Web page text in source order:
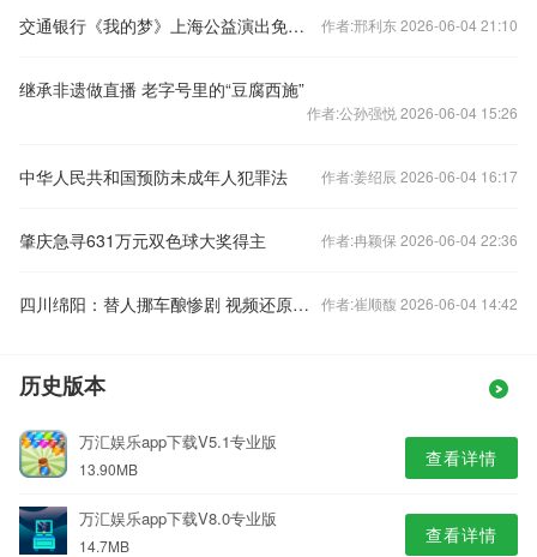
交通银行《我的梦》上海公益演出免费预约通道正式开启 作者:邢利东 2026-06-04 21:10
继承非遗做直播 老字号里的“豆腐西施”
作者:公孙强悦 2026-06-04 15:26
中华人民共和国预防未成年人犯罪法 作者:姜绍辰 2026-06-04 16:17
肇庆急寻631万元双色球大奖得主 作者:冉颖保 2026-06-04 22:36
四川绵阳：替人挪车酿惨剧 视频还原惊险瞬间 作者:崔顺馥 2026-06-04 14:42
历史版本
万汇娱乐app下载V5.1专业版
13.90MB 查看详情
万汇娱乐app下载V8.0专业版
14.7MB 查看详情